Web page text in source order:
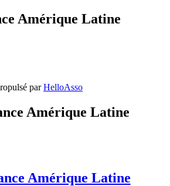
Amérique Latine
parHelloAsso
Amérique Latine
Amérique Latine